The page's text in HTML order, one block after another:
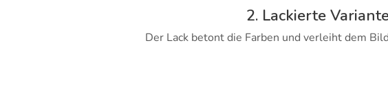
2. Lackierte
Der Lack betont die Farben und verleiht dem